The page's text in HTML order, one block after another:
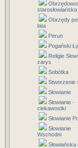
starosłowiańska
Obrzędy
lata
Perun
Pogański
Religie
zarys
Sobótka
Stworzenie
Słowianie
Słowianie -
ciekawostki
Słowianie
Słowianie
Wschodni